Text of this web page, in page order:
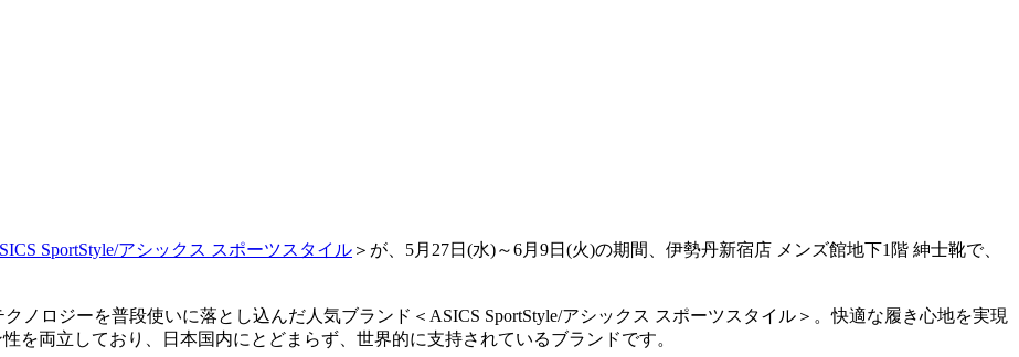
SportStyle/アシックス スポーツスタイル ＞が、5月27日(水)～6月9日(火)の期間、伊勢丹新宿店 メンズ館地下1階 紳士靴で、
ノロジーを普段使いに落とし込んだ人気ブランド＜ASICS SportStyle/アシックス スポーツスタイル＞。快適な履き心地を実現
を両立しており、日本国内にとどまらず、世界的に支持されているブランドです。